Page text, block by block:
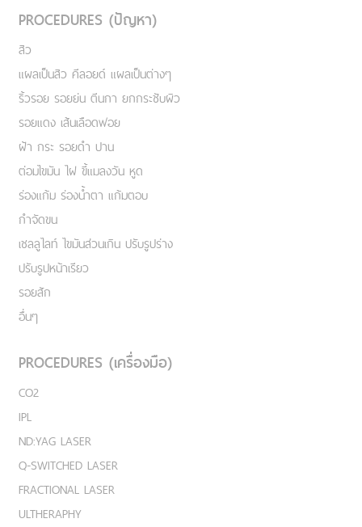
PROCEDURES (ปัญหา)
สิว
แผลเป็นสิว คีลอยด์ แผลเป็นต่างๆ
ริ้วรอย รอยย่น ตีนกา ยกกระชับผิว
รอยแดง เส้นเลือดฟอย
ฝ้า กระ รอยดำ ปาน
ต่อมไขมัน ไฝ ขี้แมลงวัน หูด
ร่องแก้ม ร่องน้ำตา แก้มตอบ
กำจัดขน
เชลลูไลท์ ไขมันส่วนเกิน ปรับรูปร่าง
ปรับรูปหน้าเรียว
รอยสัก
อื่นๆ
PROCEDURES (เครื่องมือ)
CO2
IPL
ND:YAG LASER
Q-SWITCHED LASER
FRACTIONAL LASER
ULTHERAPHY